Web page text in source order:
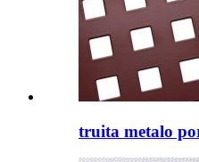
truita metalo